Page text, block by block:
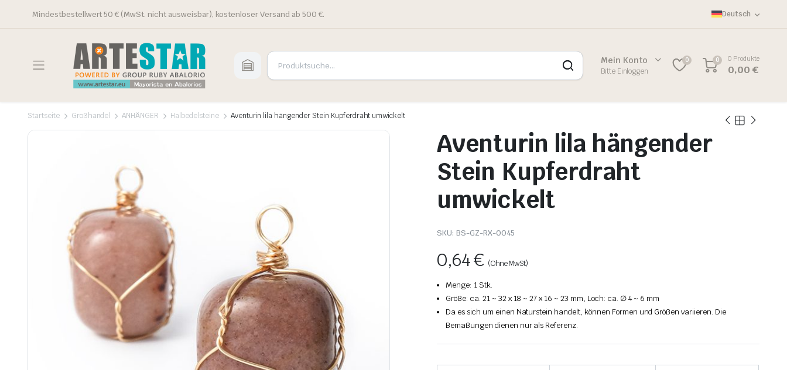
Mindestbestellwert 50 € (MwSt. nicht ausweisbar), kostenloser Versand ab 500 €. Deutsch
Mein Konto
Bitte Einloggen
0 0 0 Produkte
0,00€
Startseite Großhandel ANHÄNGER Halbedelsteine Aventurin lila hängender Stein Kupferdraht umwickelt
Aventurin lila hängender
Stein Kupferdraht
umwickelt
SKU: BS-GZ-RX-0045
0,64€ (Ohne MwSt)
Menge: 1 Stk.
Größe: ca. 21 ~ 32 x 18 ~ 27 x 16 ~ 23 mm, Loch: ca. ∅ 4 ~ 6 mm
Da es sich um einen Naturstein handelt, können Formen und Größen variieren. Die
Bemaßungen dienen nur als Referenz.